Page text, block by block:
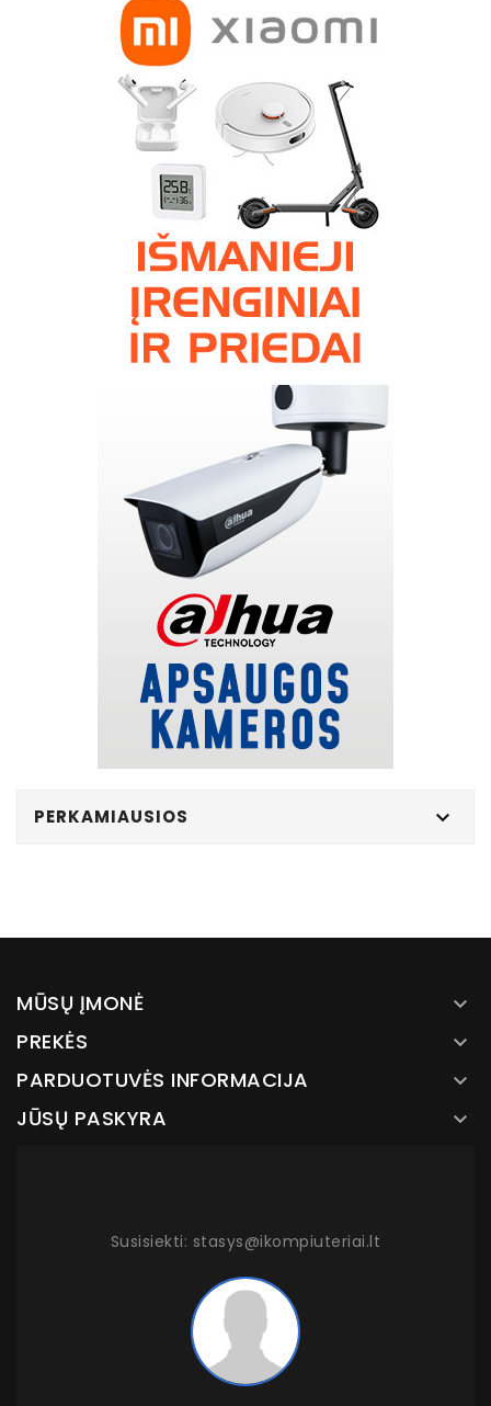
PERKAMIAUSIOS 
MŪSŲ ĮMONĖ 
PREKĖS 
PARDUOTUVĖS INFORMACIJA 
JŪSŲ PASKYRA 
Susisiekti: stasys@ikompiuteriai.lt